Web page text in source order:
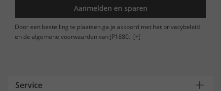
Aanmelden en sparen
Door een bestelling te plaatsen ga je akkoord met het privacybeleid
en de algemene voorwaarden van JP1880. [+]
Service